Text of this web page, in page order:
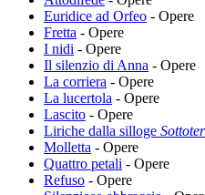
Euridice ad Orfeo - Opere
Fretta - Opere
I nidi - Opere
Il silenzio di Anna - Opere
La corriera - Opere
La lucertola - Opere
Lascito - Opere
Liriche dalla silloge
Molletta - Opere
Quattro petali - Opere
Refuso - Opere